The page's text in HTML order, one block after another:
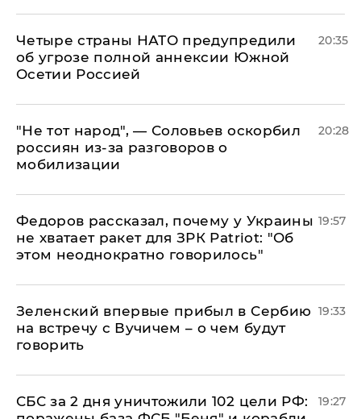
Четыре страны НАТО предупредили
об угрозе полной аннексии Южной
Осетии Россией
20:35
​"Не тот народ", — Соловьев оскорбил
россиян из-за разговоров о
мобилизации
20:28
Федоров рассказал, почему у Украины
не хватает ракет для ЗРК Patriot: "Об
этом неоднократно говорилось"
19:57
Зеленский впервые прибыл в Сербию
на встречу с Вучичем – о чем будут
говорить
19:33
СБС за 2 дня уничтожили 102 цели РФ:
19:27